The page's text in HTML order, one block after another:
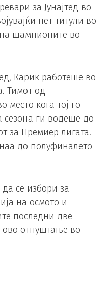
за Јунајтед во
пет титули во
шампионите во
Карик работеше во
Тимот од
кога тој го
сезона ги водеше до
за Премиер лигата.
до полуфиналето
се избори за
на осмото и
последни две
отпуштање во